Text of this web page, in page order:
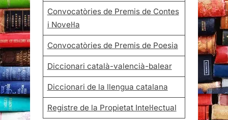
Convocatòries de Premis de Contes
i Novel·la
Convocatòries de Premis de Poesia
Diccionari català-valencià-balear
Diccionari de la llengua catalana
Registre de la Propietat Intel·lectual